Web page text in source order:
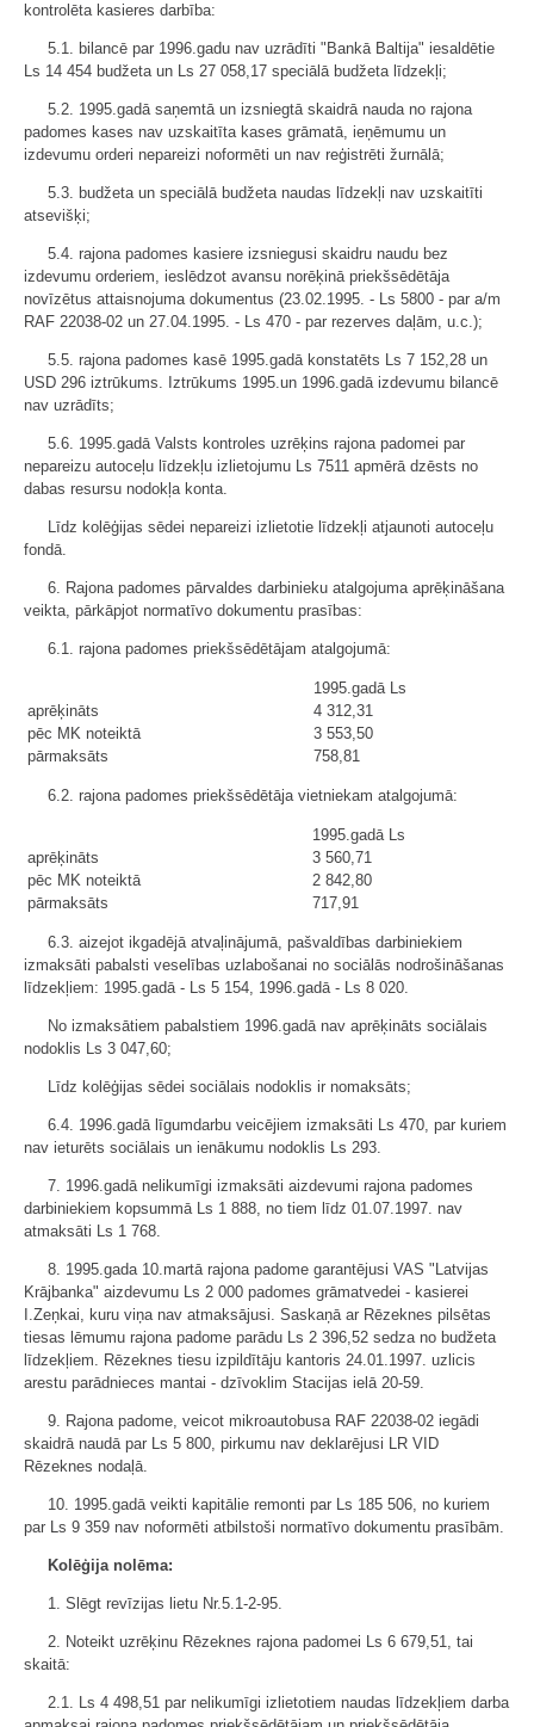
kontrolēta kasieres darbība:
5.1. bilancē par 1996.gadu nav uzrādīti "Bankā Baltija" iesaldētie
Ls 14 454 budžeta un Ls 27 058,17 speciālā budžeta līdzekļi;
5.2. 1995.gadā saņemtā un izsniegtā skaidrā nauda no rajona
padomes kases nav uzskaitīta kases grāmatā, ieņēmumu un
izdevumu orderi nepareizi noformēti un nav reģistrēti žurnālā;
5.3. budžeta un speciālā budžeta naudas līdzekļi nav uzskaitīti
atsevišķi;
5.4. rajona padomes kasiere izsniegusi skaidru naudu bez
izdevumu orderiem, ieslēdzot avansu norēķinā priekšsēdētāja
novīzētus attaisnojuma dokumentus (23.02.1995. - Ls 5800 - par a/m
RAF 22038-02 un 27.04.1995. - Ls 470 - par rezerves daļām, u.c.);
5.5. rajona padomes kasē 1995.gadā konstatēts Ls 7 152,28 un
USD 296 iztrūkums. Iztrūkums 1995.un 1996.gadā izdevumu bilancē
nav uzrādīts;
5.6. 1995.gadā Valsts kontroles uzrēķins rajona padomei par
nepareizu autoceļu līdzekļu izlietojumu Ls 7511 apmērā dzēsts no
dabas resursu nodokļa konta.
Līdz kolēģijas sēdei nepareizi izlietotie līdzekļi atjaunoti autoceļu
fondā.
6. Rajona padomes pārvaldes darbinieku atalgojuma aprēķināšana
veikta, pārkāpjot normatīvo dokumentu prasības:
6.1. rajona padomes priekšsēdētājam atalgojumā:
1995.gadā Ls
aprēķināts
4 312,31
pēc MK noteiktā
3 553,50
pārmaksāts
758,81
6.2. rajona padomes priekšsēdētāja vietniekam atalgojumā:
1995.gadā Ls
aprēķināts
3 560,71
pēc MK noteiktā
2 842,80
pārmaksāts
717,91
6.3. aizejot ikgadējā atvaļinājumā, pašvaldības darbiniekiem
izmaksāti pabalsti veselības uzlabošanai no sociālās nodrošināšanas
līdzekļiem: 1995.gadā - Ls 5 154, 1996.gadā - Ls 8 020.
No izmaksātiem pabalstiem 1996.gadā nav aprēķināts sociālais
nodoklis Ls 3 047,60;
Līdz kolēģijas sēdei sociālais nodoklis ir nomaksāts;
6.4. 1996.gadā līgumdarbu veicējiem izmaksāti Ls 470, par kuriem
nav ieturēts sociālais un ienākumu nodoklis Ls 293.
7. 1996.gadā nelikumīgi izmaksāti aizdevumi rajona padomes
darbiniekiem kopsummā Ls 1 888, no tiem līdz 01.07.1997. nav
atmaksāti Ls 1 768.
8. 1995.gada 10.martā rajona padome garantējusi VAS "Latvijas
Krājbanka" aizdevumu Ls 2 000 padomes grāmatvedei - kasierei
I.Zeņkai, kuru viņa nav atmaksājusi. Saskaņā ar Rēzeknes pilsētas
tiesas lēmumu rajona padome parādu Ls 2 396,52 sedza no budžeta
līdzekļiem. Rēzeknes tiesu izpildītāju kantoris 24.01.1997. uzlicis
arestu parādnieces mantai - dzīvoklim Stacijas ielā 20-59.
9. Rajona padome, veicot mikroautobusa RAF 22038-02 iegādi
skaidrā naudā par Ls 5 800, pirkumu nav deklarējusi LR VID
Rēzeknes nodaļā.
10. 1995.gadā veikti kapitālie remonti par Ls 185 506, no kuriem
par Ls 9 359 nav noformēti atbilstoši normatīvo dokumentu prasībām.
Kolēģija nolēma:
1. Slēgt revīzijas lietu Nr.5.1-2-95.
2. Noteikt uzrēķinu Rēzeknes rajona padomei Ls 6 679,51, tai
skaitā:
2.1. Ls 4 498,51 par nelikumīgi izlietotiem naudas līdzekļiem darba